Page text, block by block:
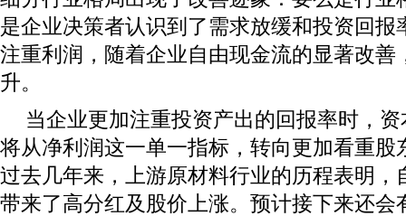
是企业决策者认识到了需求放缓和投资回报
注重利润，随着企业自由现金流的显著改善
升。
当企业更加注重投资产出的回报率时，
将从净利润这一单一指标，转向更加看重股
过去几年来，上游原材料行业的历程表明，
带来了高分红及股价上涨。预计接下来还会